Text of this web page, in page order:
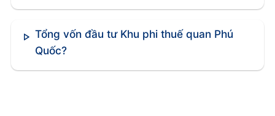
Tổng vốn đầu tư Khu phi thuế quan Phú
Quốc?